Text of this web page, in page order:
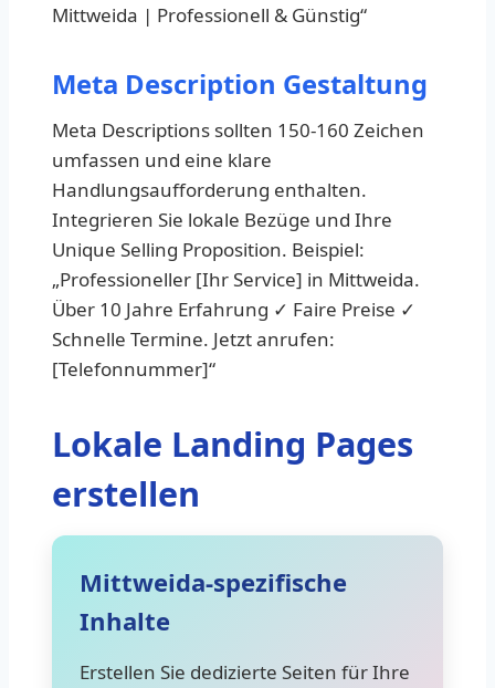
Mittweida | Professionell & Günstig“
Meta Description Gestaltung
Meta Descriptions sollten 150-160 Zeichen
umfassen und eine klare
Handlungsaufforderung enthalten.
Integrieren Sie lokale Bezüge und Ihre
Unique Selling Proposition. Beispiel:
„Professioneller [Ihr Service] in Mittweida.
Über 10 Jahre Erfahrung ✓ Faire Preise ✓
Schnelle Termine. Jetzt anrufen:
[Telefonnummer]“
Lokale Landing Pages
erstellen
Mittweida-spezifische
Inhalte
Erstellen Sie dedizierte Seiten für Ihre